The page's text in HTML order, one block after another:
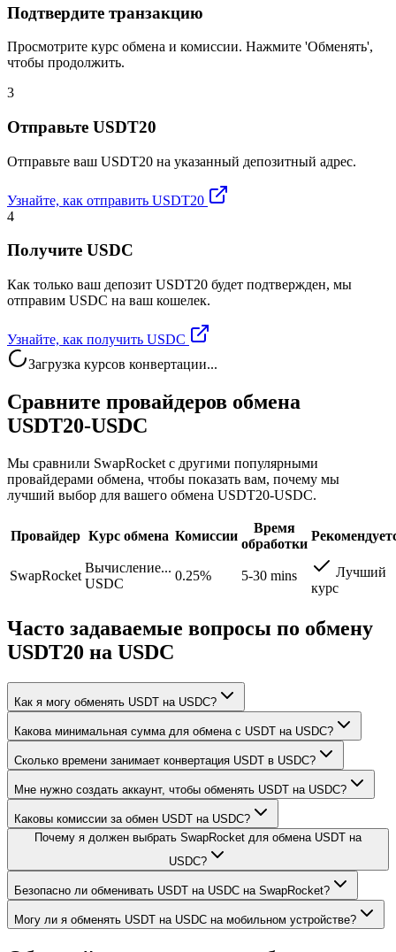
Подтвердите транзакцию
Просмотрите курс обмена и комиссии. Нажмите 'Обменять',
чтобы продолжить.
3
Отправьте USDT20
Отправьте ваш USDT20 на указанный депозитный адрес.
Узнайте, как отправить USDT20
4
Получите USDC
Как только ваш депозит USDT20 будет подтвержден, мы
отправим USDC на ваш кошелек.
Узнайте, как получить USDC
Загрузка курсов конвертации...
Сравните провайдеров обмена
USDT20-USDC
Мы сравнили SwapRocket с другими популярными
провайдерами обмена, чтобы показать вам, почему мы
лучший выбор для вашего обмена USDT20-USDC.
Провайдер Курс обмена Комиссии
Время
обработки
SwapRocket
Вычисление...
USDC
0.25% 5-30 mins
Лучший
курс
Часто задаваемые вопросы по обмену
USDT20 на USDC
Как я могу обменять USDT на USDC?
Какова минимальная сумма для обмена с USDT на USDC?
Сколько времени занимает конвертация USDT в USDC?
Мне нужно создать аккаунт, чтобы обменять USDT на USDC?
Каковы комиссии за обмен USDT на USDC?
Почему я должен выбрать SwapRocket для обмена USDT на
USDC?
Безопасно ли обменивать USDT на USDC на SwapRocket?
Могу ли я обменять USDT на USDC на мобильном устройстве?